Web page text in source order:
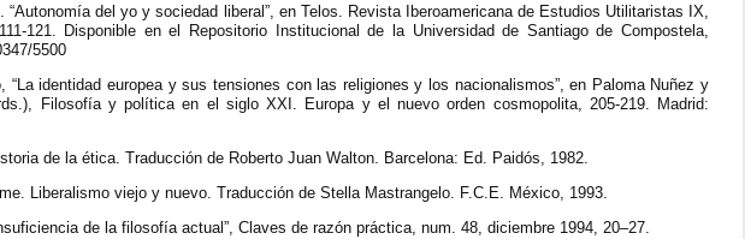
“Autonomía del yo y sociedad liberal”, en Telos. Revista Iberoamericana de Estudios Utilitaristas IX,
121. Disponible en el Repositorio Institucional de la Universidad de Santiago de Compostela,
5500
“La identidad europea y sus tensiones con las religiones y los nacionalismos”, en Paloma Nuñez y
Filosofía y política en el siglo XXI. Europa y el nuevo orden cosmopolita, 205-219. Madrid:
de la ética. Traducción de Roberto Juan Walton. Barcelona: Ed. Paidós, 1982.
Liberalismo viejo y nuevo. Traducción de Stella Mastrangelo. F.C.E. México, 1993.
de la filosofía actual”, Claves de razón práctica, num. 48, diciembre 1994, 20–27.